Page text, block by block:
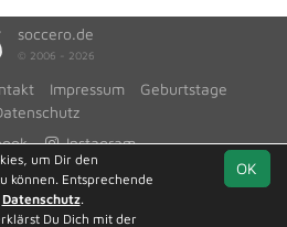
soccero.de
© 2006 - 2026
Impressum
Geburtstage
Instagram
OK
um Dir den
können. Entsprechende
Datenschutz.
Du Dich mit der